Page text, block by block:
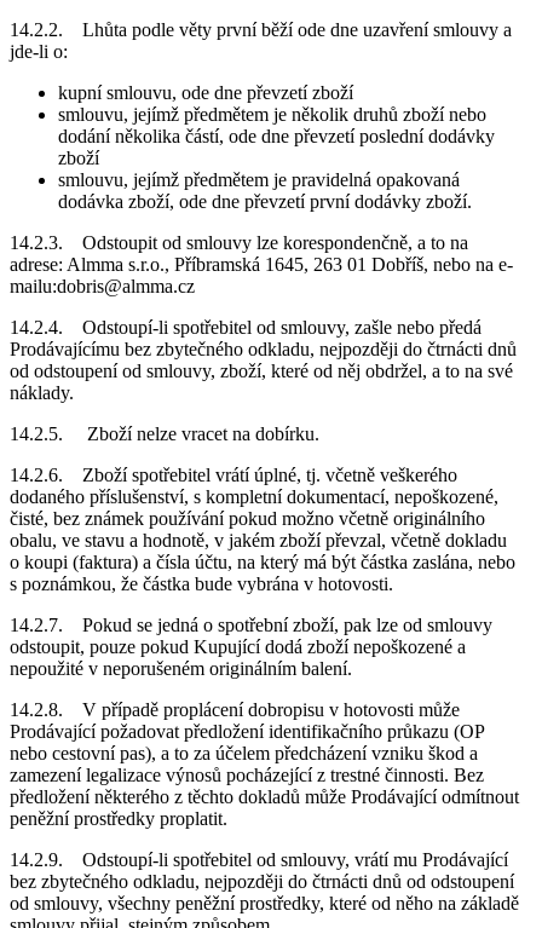
14.2.2. Lhůta podle věty první běží ode dne uzavření smlouvy a
jde-li o:
kupní smlouvu, ode dne převzetí zboží
smlouvu, jejímž předmětem je několik druhů zboží nebo
dodání několika částí, ode dne převzetí poslední dodávky
zboží
smlouvu, jejímž předmětem je pravidelná opakovaná
dodávka zboží, ode dne převzetí první dodávky zboží.
14.2.3. Odstoupit od smlouvy lze korespondenčně, a to na
adrese: Almma s.r.o., Příbramská 1645, 263 01 Dobříš, nebo na e-
mailu:dobris@almma.cz
14.2.4. Odstoupí-li spotřebitel od smlouvy, zašle nebo předá
Prodávajícímu bez zbytečného odkladu, nejpozději do čtrnácti dnů
od odstoupení od smlouvy, zboží, které od něj obdržel, a to na své
náklady.
14.2.5. Zboží nelze vracet na dobírku.
14.2.6. Zboží spotřebitel vrátí úplné, tj. včetně veškerého
dodaného příslušenství, s kompletní dokumentací, nepoškozené,
čisté, bez známek používání pokud možno včetně originálního
obalu, ve stavu a hodnotě, v jakém zboží převzal, včetně dokladu
o koupi (faktura) a čísla účtu, na který má být částka zaslána, nebo
s poznámkou, že částka bude vybrána v hotovosti.
14.2.7. Pokud se jedná o spotřební zboží, pak lze od smlouvy
odstoupit, pouze pokud Kupující dodá zboží nepoškozené a
nepoužité v neporušeném originálním balení.
14.2.8. V případě proplácení dobropisu v hotovosti může
Prodávající požadovat předložení identifikačního průkazu (OP
nebo cestovní pas), a to za účelem předcházení vzniku škod a
zamezení legalizace výnosů pocházející z trestné činnosti. Bez
předložení některého z těchto dokladů může Prodávající odmítnout
peněžní prostředky proplatit.
14.2.9. Odstoupí-li spotřebitel od smlouvy, vrátí mu Prodávající
bez zbytečného odkladu, nejpozději do čtrnácti dnů od odstoupení
od smlouvy, všechny peněžní prostředky, které od něho na základě